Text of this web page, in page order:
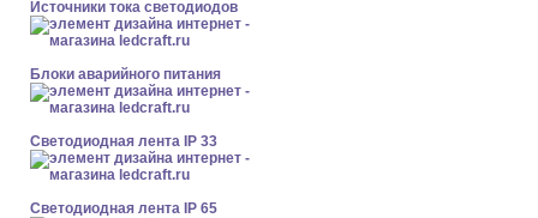
Источники тока светодиодов
Блоки аварийного питания
Светодиодная лента IP 33
Светодиодная лента IP 65